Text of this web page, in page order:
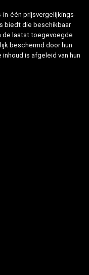
in-één prijsvergelijkings-
biedt die beschikbaar
de laatst toegevoegde
beschermd door hun
is afgeleid van hun